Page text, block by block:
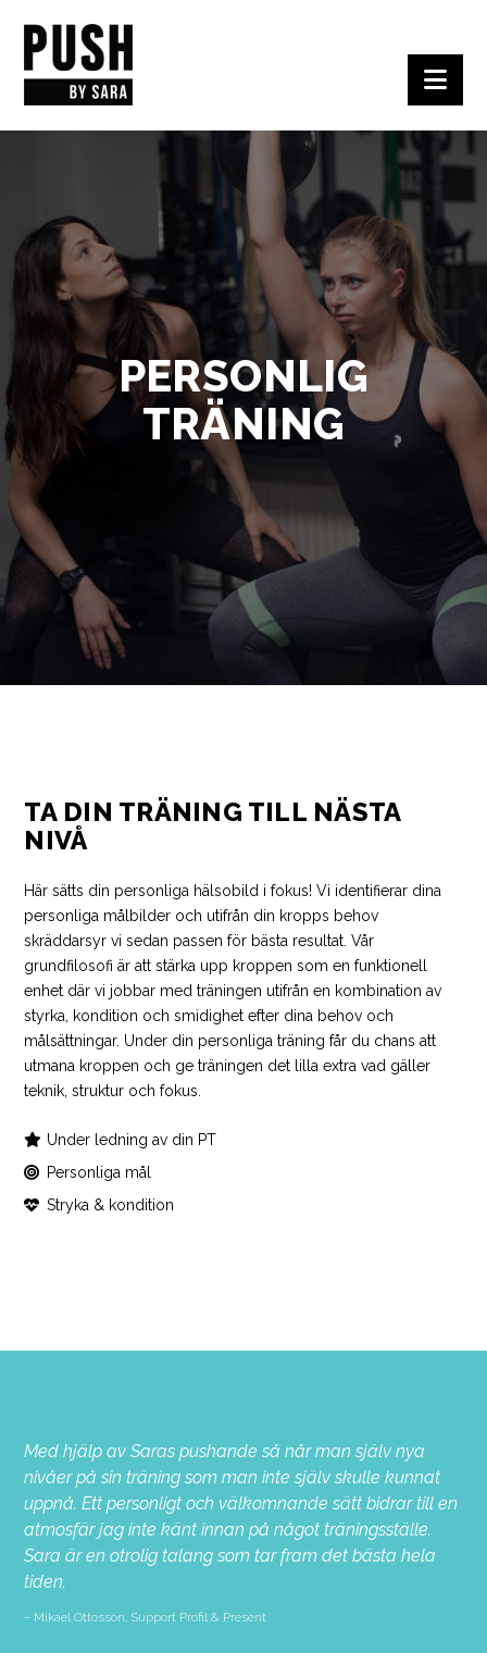
PERSONLIG
TRÄNING
TA DIN TRÄNING TILL NÄSTA
NIVÅ
Här sätts din personliga hälsobild i fokus! Vi identifierar dina
personliga målbilder och utifrån din kropps behov
skräddarsyr vi sedan passen för bästa resultat. Vår
grundfilosofi är att stärka upp kroppen som en funktionell
enhet där vi jobbar med träningen utifrån en kombination av
styrka, kondition och smidighet efter dina behov och
målsättningar. Under din personliga träning får du chans att
utmana kroppen och ge träningen det lilla extra vad gäller
teknik, struktur och fokus.
Under ledning av din PT
Personliga mål
Stryka & kondition
Med hjälp av Saras pushande så når man själv nya
nivåer på sin träning som man inte själv skulle kunnat
uppnå. Ett personligt och välkomnande sätt bidrar till en
atmosfär jag inte känt innan på något träningsställe.
Sara är en otrolig talang som tar fram det bästa hela
tiden.
Mikael Ottosson, Support Profil & Present